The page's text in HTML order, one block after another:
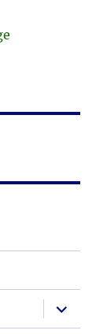
anzeigen